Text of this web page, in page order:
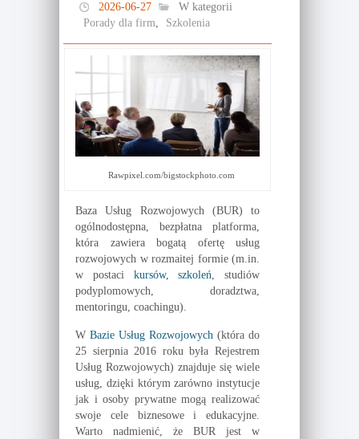
2026-06-27
W kategorii
Porady dla firm, Szkolenia
Rawpixel.com/bigstockphoto.com
Baza Usług Rozwojowych (BUR) to
ogólnodostępna, bezpłatna platforma,
która zawiera bogatą ofertę usług
rozwojowych w rozmaitej formie (m.in.
w postaci kursów, szkoleń, studiów
podyplomowych, doradztwa,
mentoringu, coachingu).
W Bazie Usług Rozwojowych (która do
25 sierpnia 2016 roku była Rejestrem
Usług Rozwojowych) znajduje się wiele
usług, dzięki którym zarówno instytucje
jak i osoby prywatne mogą realizować
swoje cele biznesowe i edukacyjne.
Warto nadmienić, że BUR jest w